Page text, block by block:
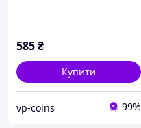
585₴
Купити
vp-coins 99%